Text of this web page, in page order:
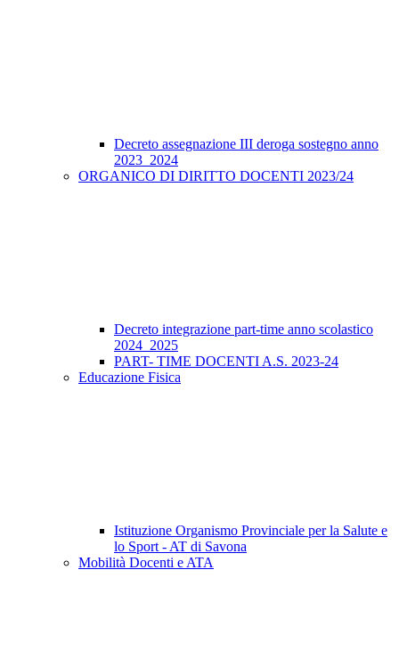
Decreto assegnazione III deroga sostegno anno
2023_2024
ORGANICO DI DIRITTO DOCENTI 2023/24
Decreto integrazione part-time anno scolastico
2024_2025
PART- TIME DOCENTI A.S. 2023-24
Educazione Fisica
Istituzione Organismo Provinciale per la Salute e
lo Sport - AT di Savona
Mobilità Docenti e ATA